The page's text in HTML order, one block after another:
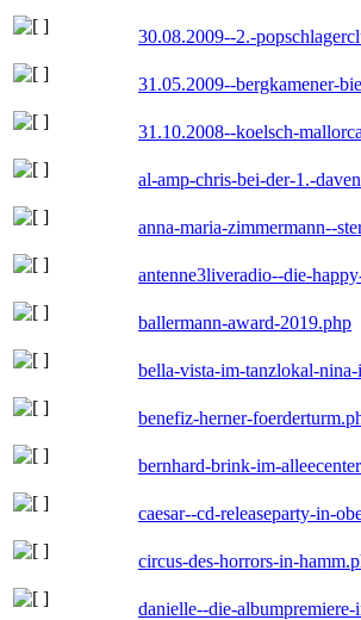
30.08.2009--2.-
31.05.2009--bergkamener-
31.10.2008--koelsch-
al-amp-chris-bei-der-1.-
anna-maria-zimmermann--
antenne3liveradio--die-
ballermann-award-2019.php
bella-vista-im-tanzlokal-
benefiz-herner-
bernhard-brink-im-
caesar--cd-releaseparty-in-
circus-des-horrors-in-
danielle--die-